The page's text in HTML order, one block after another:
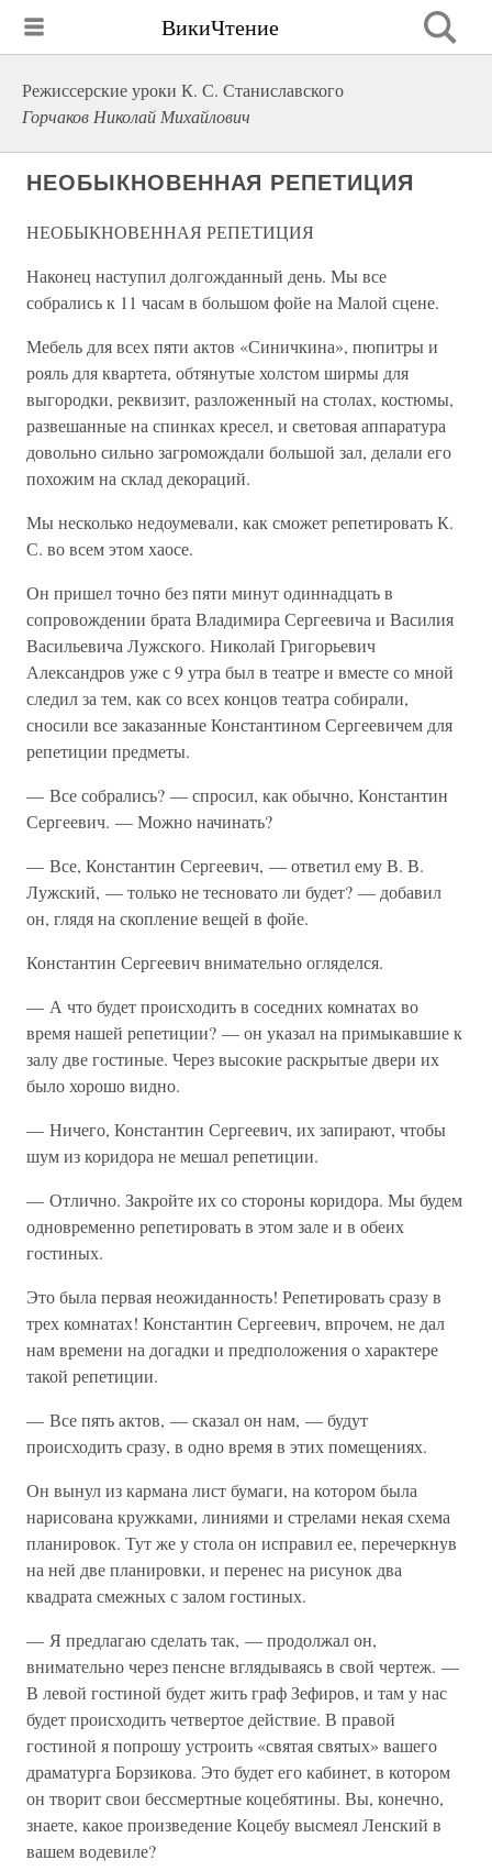
ВикиЧтение
Режиссерские уроки К. С. Станиславского
Горчаков Николай Михайлович
НЕОБЫКНОВЕННАЯ РЕПЕТИЦИЯ
НЕОБЫКНОВЕННАЯ РЕПЕТИЦИЯ
Наконец наступил долгожданный день. Мы все
собрались к 11 часам в большом фойе на Малой сцене.
Мебель для всех пяти актов «Синичкина», пюпитры и
рояль для квартета, обтянутые холстом ширмы для
выгородки, реквизит, разложенный на столах, костюмы,
развешанные на спинках кресел, и световая аппаратура
довольно сильно загромождали большой зал, делали его
похожим на склад декораций.
Мы несколько недоумевали, как сможет репетировать К.
С. во всем этом хаосе.
Он пришел точно без пяти минут одиннадцать в
сопровождении брата Владимира Сергеевича и Василия
Васильевича Лужского. Николай Григорьевич
Александров уже с 9 утра был в театре и вместе со мной
следил за тем, как со всех концов театра собирали,
сносили все заказанные Константином Сергеевичем для
репетиции предметы.
— Все собрались? — спросил, как обычно, Константин
Сергеевич. — Можно начинать?
— Все, Константин Сергеевич, — ответил ему В. В.
Лужский, — только не тесновато ли будет? — добавил
он, глядя на скопление вещей в фойе.
Константин Сергеевич внимательно огляделся.
— А что будет происходить в соседних комнатах во
время нашей репетиции? — он указал на примыкавшие к
залу две гостиные. Через высокие раскрытые двери их
было хорошо видно.
— Ничего, Константин Сергеевич, их запирают, чтобы
шум из коридора не мешал репетиции.
— Отлично. Закройте их со стороны коридора. Мы будем
одновременно репетировать в этом зале и в обеих
гостиных.
Это была первая неожиданность! Репетировать сразу в
трех комнатах! Константин Сергеевич, впрочем, не дал
нам времени на догадки и предположения о характере
такой репетиции.
— Все пять актов, — сказал он нам, — будут
происходить сразу, в одно время в этих помещениях.
Он вынул из кармана лист бумаги, на котором была
нарисована кружками, линиями и стрелами некая схема
планировок. Тут же у стола он исправил ее, перечеркнув
на ней две планировки, и перенес на рисунок два
квадрата смежных с залом гостиных.
— Я предлагаю сделать так, — продолжал он,
внимательно через пенсне вглядываясь в свой чертеж. —
В левой гостиной будет жить граф Зефиров, и там у нас
будет происходить четвертое действие. В правой
гостиной я попрошу устроить «святая святых» вашего
драматурга Борзикова. Это будет его кабинет, в котором
он творит свои бессмертные коцебятины. Вы, конечно,
знаете, какое произведение Коцебу высмеял Ленский в
вашем водевиле?